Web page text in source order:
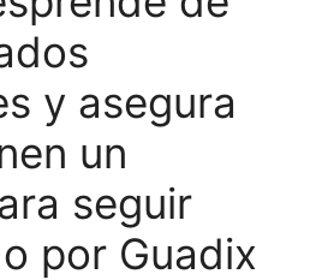
y asegura
un
seguir
por Guadix